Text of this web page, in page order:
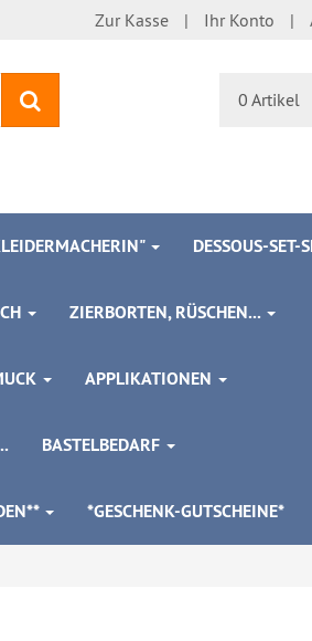
Zur Kasse Ihr Konto
0 Artikel
DESSOUS-SET-
ZIERBORTEN, RÜSCHEN...
APPLIKATIONEN
BASTELBEDARF
*GESCHENK-GUTSCHEINE*